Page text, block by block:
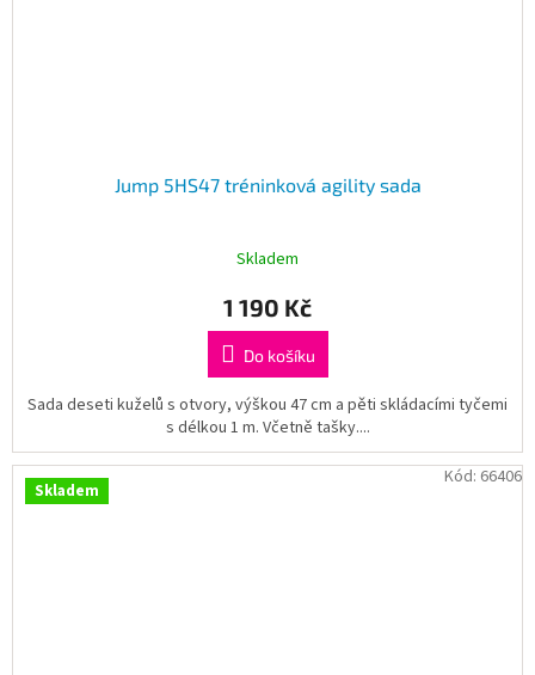
Jump 5HS47 tréninková agility sada
Skladem
1 190 Kč
Do košíku
Sada deseti kuželů s otvory, výškou 47 cm a pěti skládacími tyčemi
s délkou 1 m. Včetně tašky....
Skladem
Kód: 66406